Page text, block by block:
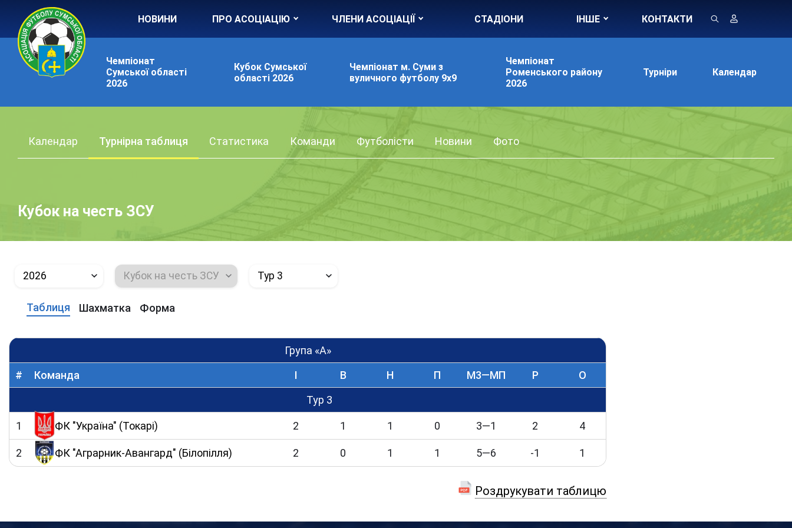
НОВИНИ ПРО АСОЦІАЦІЮ ЧЛЕНИ АСОЦІАЦІЇ СТАДІОНИ ІНШЕ КОНТАКТИ
Чемпіонат
Сумської області
2026
Кубок Сумської
області 2026
Чемпіонат м. Суми з
вуличного футболу 9х9
Чемпіонат
Роменського району
2026
Турніри Календар
Календар Турнірна таблиця Статистика Команди Футболісти Новини Фото
Кубок на честь ЗСУ
2026 Кубок на честь ЗСУ Тур 3
Таблиця Шахматка Форма
Група «А»
#
Команда I В Н П М3—МП Р
O
Тур 3
1 ФК "Україна" (Токарі) 2 1 1 0 3—1 2 4
2 ФК "Аграрник-Авангард" (Білопілля) 2 0 1 1 5—6 -1 1
Роздрукувати таблицю